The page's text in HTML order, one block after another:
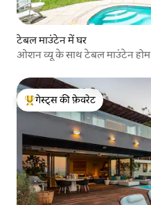
टेबल माउंटेन में घर
ओशन व्यू के साथ टेबल माउंटेन होम
गेस्ट्स का टॉप फ़ेवरेट
गेस्ट्स की फ़ेवरेट